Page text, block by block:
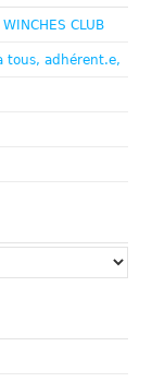
CLUB
tous, adhérent.e,